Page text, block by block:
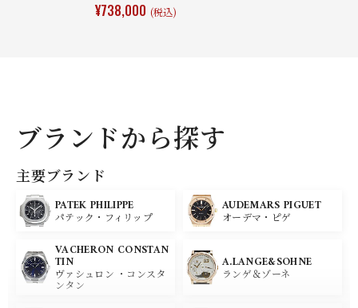
¥738,000 (税込)
ブランドから探す
主要ブランド
PATEK PHILIPPE
パテック・フィリップ
AUDEMARS PIGUET
オーデマ・ピゲ
VACHERON CONSTAN
TIN
ヴァシュロン ・コンスタ
ンタン
A.LANGE&SOHNE
ランゲ＆ゾーネ